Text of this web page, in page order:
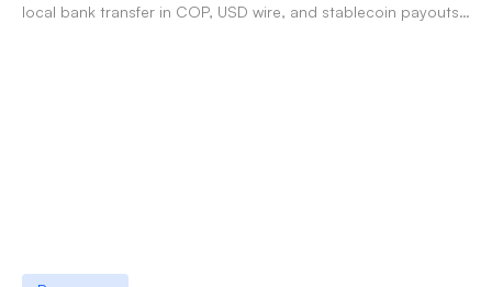
local bank transfer in COP, USD wire, and stablecoin payouts.